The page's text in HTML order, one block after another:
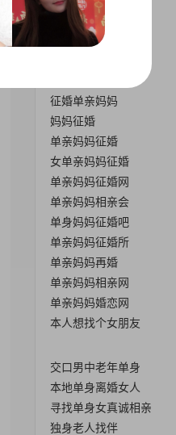
未婚妈妈征婚吧
单亲妈妈相亲
征婚单亲妈妈
妈妈征婚
单亲妈妈征婚
女单亲妈妈征婚
单亲妈妈征婚网
单亲妈妈相亲会
单身妈妈征婚吧
单亲妈妈征婚所
单亲妈妈再婚
单亲妈妈相亲网
单亲妈妈婚恋网
本人想找个女朋友
交口男中老年单身
本地单身离婚女人
寻找单身女真诚相亲
独身老人找伴